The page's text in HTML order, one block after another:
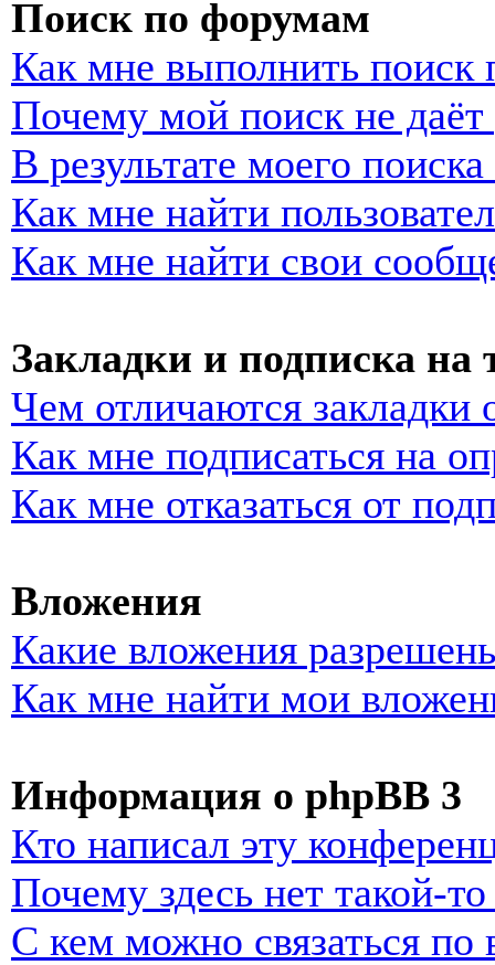
Поиск по форумам
Как мне выполнить
Почему мой поиск не даёт
В результате моего
Как мне найти
Как мне найти свои
Закладки и подписка на
Чем отличаются закладки
Как мне подписаться на
Как мне отказаться от
Вложения
Какие вложения
Как мне найти мои
Информация о phpBB 3
Кто написал эту
Почему здесь нет такой-
С кем можно связаться по